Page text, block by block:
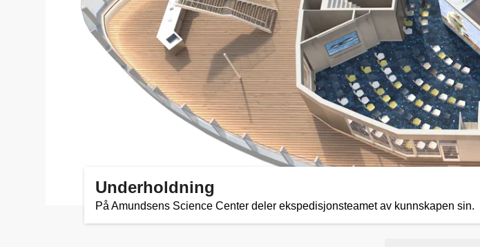
Underholdning
På Amundsens Science Center deler ekspedisjonsteamet av kunnskapen sin.